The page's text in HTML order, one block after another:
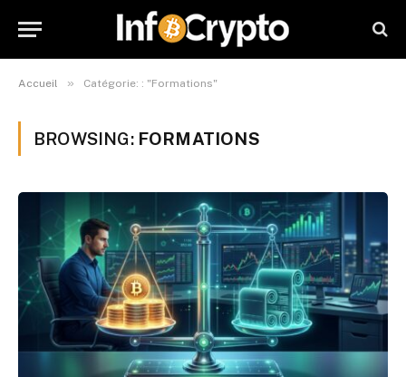
Accueil » Catégorie: : "Formations"
BROWSING: FORMATIONS